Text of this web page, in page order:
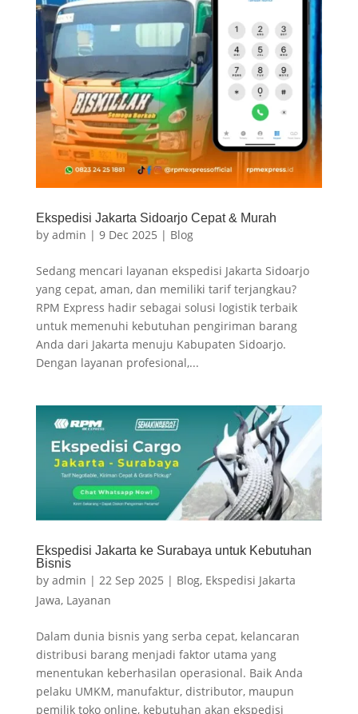
Ekspedisi Jakarta Sidoarjo Cepat & Murah
by admin | 9 Dec 2025 | Blog
Sedang mencari layanan ekspedisi Jakarta Sidoarjo
yang cepat, aman, dan memiliki tarif terjangkau?
RPM Express hadir sebagai solusi logistik terbaik
untuk memenuhi kebutuhan pengiriman barang
Anda dari Jakarta menuju Kabupaten Sidoarjo.
Dengan layanan profesional,...
Ekspedisi Jakarta ke Surabaya untuk Kebutuhan
Bisnis
by admin | 22 Sep 2025 | Blog, Ekspedisi Jakarta
Jawa, Layanan
Dalam dunia bisnis yang serba cepat, kelancaran
distribusi barang menjadi faktor utama yang
menentukan keberhasilan operasional. Baik Anda
pelaku UMKM, manufaktur, distributor, maupun
pemilik toko online, kebutuhan akan ekspedisi